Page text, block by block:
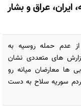
ایران، عراق و بشار
از عدم حمله روسيه به
های متعددی نشان
ها معارضان ميانه رو
سوريه سلاح به دست